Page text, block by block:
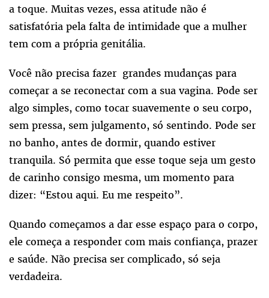
a toque. Muitas vezes, essa atitude não é
satisfatória pela falta de intimidade que a mulher
tem com a própria genitália.
Você não precisa fazer grandes mudanças para
começar a se reconectar com a sua vagina. Pode ser
algo simples, como tocar suavemente o seu corpo,
sem pressa, sem julgamento, só sentindo. Pode ser
no banho, antes de dormir, quando estiver
tranquila. Só permita que esse toque seja um gesto
de carinho consigo mesma, um momento para
dizer: “Estou aqui. Eu me respeito”.
Quando começamos a dar esse espaço para o corpo,
ele começa a responder com mais confiança, prazer
e saúde. Não precisa ser complicado, só seja
verdadeira.